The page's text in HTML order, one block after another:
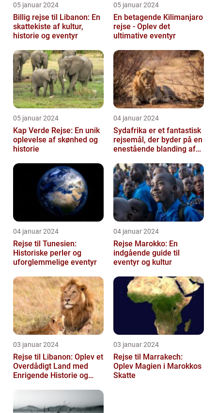
05 januar 2024
Billig rejse til Libanon: En
skattekiste af kultur,
historie og eventyr
05 januar 2024
En betagende Kilimanjaro
rejse - Oplev det
ultimative eventyr
05 januar 2024
Kap Verde Rejse: En unik
oplevelse af skønhed og
historie
04 januar 2024
Sydafrika er et fantastisk
rejsemål, der byder på en
enestående blanding af
04 januar 2024
Rejse til Tunesien:
Historiske perler og
uforglemmelige eventyr
04 januar 2024
Rejse Marokko: En
indgående guide til
eventyr og kultur
03 januar 2024
Rejse til Libanon: Oplev et
Overdådigt Land med
Enrigende Historie og
03 januar 2024
Rejse til Marrakech:
Oplev Magien i Marokkos
Skatte